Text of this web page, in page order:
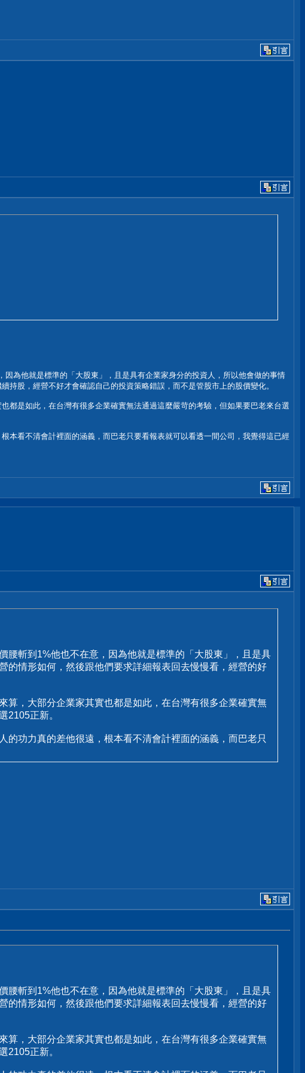
為他就是標準的「大股東」，且是具有企業家身分的投資人，所以他會做的事情
股，經營不好才會確認自己的投資策略錯誤，而不是管股市上的股價變化。
都是如此，在台灣有很多企業確實無法通過這麼嚴苛的考驗，但如果要巴老來台選
本看不清會計裡面的涵義，而巴老只要看報表就可以看透一間公司，我覺得這已經
腰斬到1%他也不在意，因為他就是標準的「大股東」，且是具
的情形如何，然後跟他們要求詳細報表回去慢慢看，經營的好
算，大部分企業家其實也都是如此，在台灣有很多企業確實無
2105正新。
功力真的差他很遠，根本看不清會計裡面的涵義，而巴老只
腰斬到1%他也不在意，因為他就是標準的「大股東」，且是具
的情形如何，然後跟他們要求詳細報表回去慢慢看，經營的好
算，大部分企業家其實也都是如此，在台灣有很多企業確實無
2105正新。